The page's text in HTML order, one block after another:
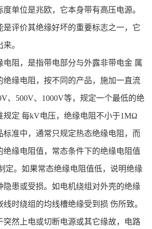
单位是兆欧，它本身带有高压电源。
是评价其绝缘好坏的重要标志之一，它
。
阻，是指带电部分与外露非带电金 属
绝缘电阻，按不同的产品，施加一直流
、500V、1000V等，规定一个最低的绝
规定 每kV电压，绝缘电阻不小于1MΩ
标准中，通常只规定热态绝缘电阻，而
绝缘电阻值，常态条件下的绝缘电阻值
定。如果常态绝缘电阻值低，说明绝缘
隐患或受损。如电机绕组对外壳的绝缘
时绕组的均线槽绝缘受到损 伤所致。
突然上电或切断电源或其它缘故，电路